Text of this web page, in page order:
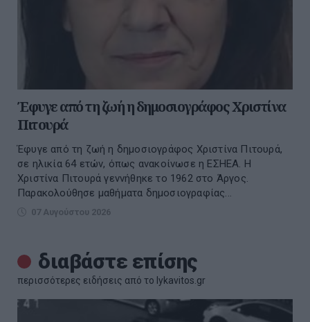
Έφυγε από τη ζωή η δημοσιογράφος Χριστίνα
Πιτουρά
Έφυγε από τη ζωή η δημοσιογράφος Χριστίνα Πιτουρά,
σε ηλικία 64 ετών, όπως ανακοίνωσε η ΕΣΗΕΑ. Η
Χριστίνα Πιτουρά γεννήθηκε το 1962 στο Άργος.
Παρακολούθησε μαθήματα δημοσιογραφίας...
07 Αυγούστου 2026
διαβάστε επίσης
περισσότερες ειδήσεις από το lykavitos.gr